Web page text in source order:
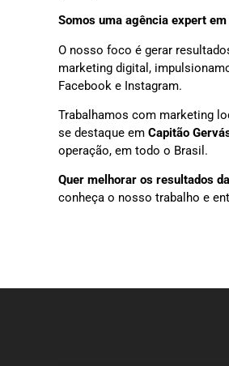
Somos uma agência expert
O nosso foco é gerar
marketing digital,
Facebook e Instagram.
Trabalhamos com marketing
se destaque em Capitão
operação, em todo o Brasil.
Quer melhorar os resultados
conheça o nosso trabalho e